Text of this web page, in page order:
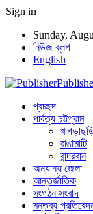
Sign in
Sunday,
নিউজ ব্লগ
English
Publisher
প্রচ্ছদ
পার্বত্য চট্টগ্রাম
রাঙামাটি
বান্দরবান
অন্যান্য জেলা
আন্তর্জাতিক
সংগঠন সংবাদ
মন্তব্য